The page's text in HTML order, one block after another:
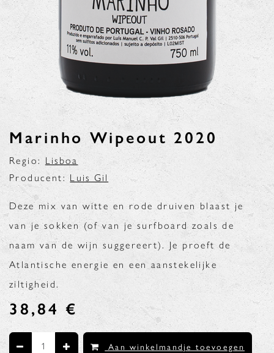
Marinho Wipeout 2020
Regio: Lisboa
Producent: Luis Gil
Deze mix van witte en rode druiven blaast je
van je sokken (of van je surfboard zoals de
naam van de wijn suggereert). Je proeft de
Atlantische energie en een aanstekelijke
ziltigheid.
38,84 €
Aan winkelmandje toevoegen